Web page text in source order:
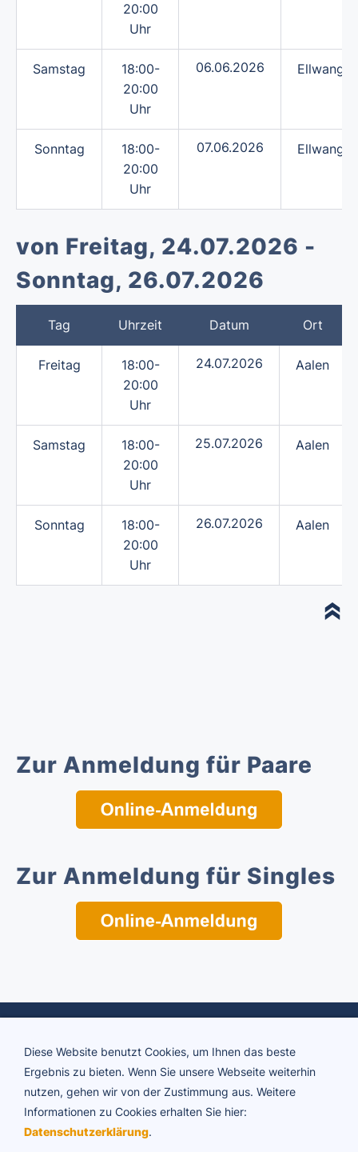
20:00
Uhr
Samstag
18:00-
20:00
Uhr
06.06.2026 Ellwangen
Sonntag
18:00-
20:00
Uhr
07.06.2026 Ellwangen
von Freitag, 24.07.2026 -
Sonntag, 26.07.2026
Tag Uhrzeit Datum Ort
Freitag
18:00-
20:00
Uhr
24.07.2026 Aalen
Samstag
18:00-
20:00
Uhr
25.07.2026 Aalen
Sonntag
18:00-
20:00
Uhr
26.07.2026 Aalen
Zur Anmeldung für Paare
Zur Anmeldung für Singles
ADTV Tanzschule Brigitte Rühl
Diese Website benutzt Cookies, um Ihnen das beste
Ergebnis zu bieten. Wenn Sie unsere Webseite weiterhin
nutzen, gehen wir von der Zustimmung aus. Weitere
Informationen zu Cookies erhalten Sie hier:
Datenschutzerklärung.